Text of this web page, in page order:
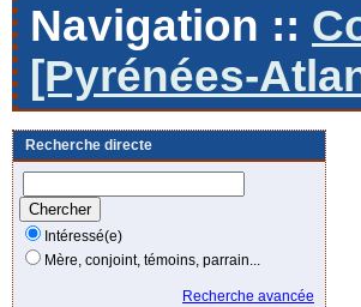
Navigation ::
[Pyrénées-
Recherche directe
Intéressé(e)
Mère, conjoint, témoins, parrain...
Recherche avancée